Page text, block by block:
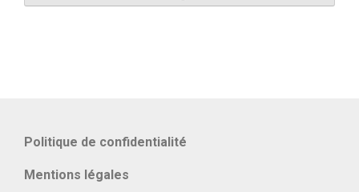
Politique de confidentialité
Mentions légales